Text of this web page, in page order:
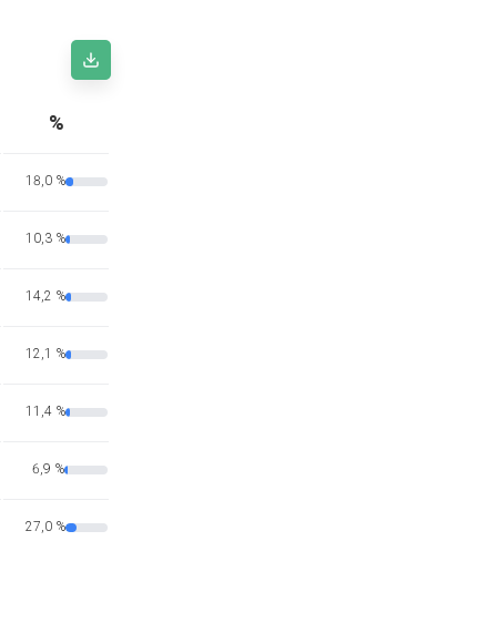
%
18,0 %
10,3 %
14,2 %
12,1 %
11,4 %
6,9 %
27,0 %